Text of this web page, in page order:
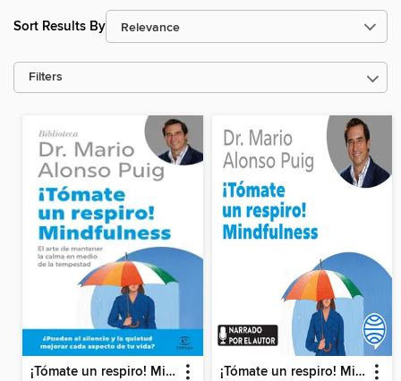
Sort Results By
Filters
¡Tómate un respiro! Mindfulness ¡Tómate un respiro! Mindfulness